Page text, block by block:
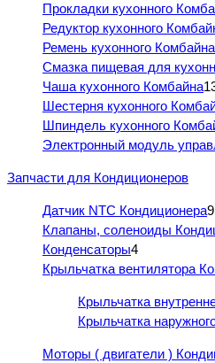
Прокладки кухонного
Редуктор кухонного
Ремень кухонного Комбайна
Смазка пищевая для
Чаша кухонного Комбайна
Шестерня кухонного
Шпиндель кухонного
Электронный модуль
Запчасти для Кондиционеров
Датчик NTC Кондиционера9
Клапаны, соленоиды
Конденсаторы4
Крыльчатка вентилятора
Крыльчатка
Крыльчатка
Моторы ( двигатели )